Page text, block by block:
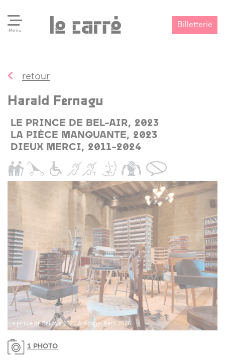
Menu
Billetterie
retour
Harald Fernagu
LE PRINCE DE BEL-AIR, 2023
LA PIÈCE MANQUANTE, 2023
DIEUX MERCI, 2011-2024
Le prince de Bel-Air, 2023 © Adagp, Paris 2026
1 PHOTO